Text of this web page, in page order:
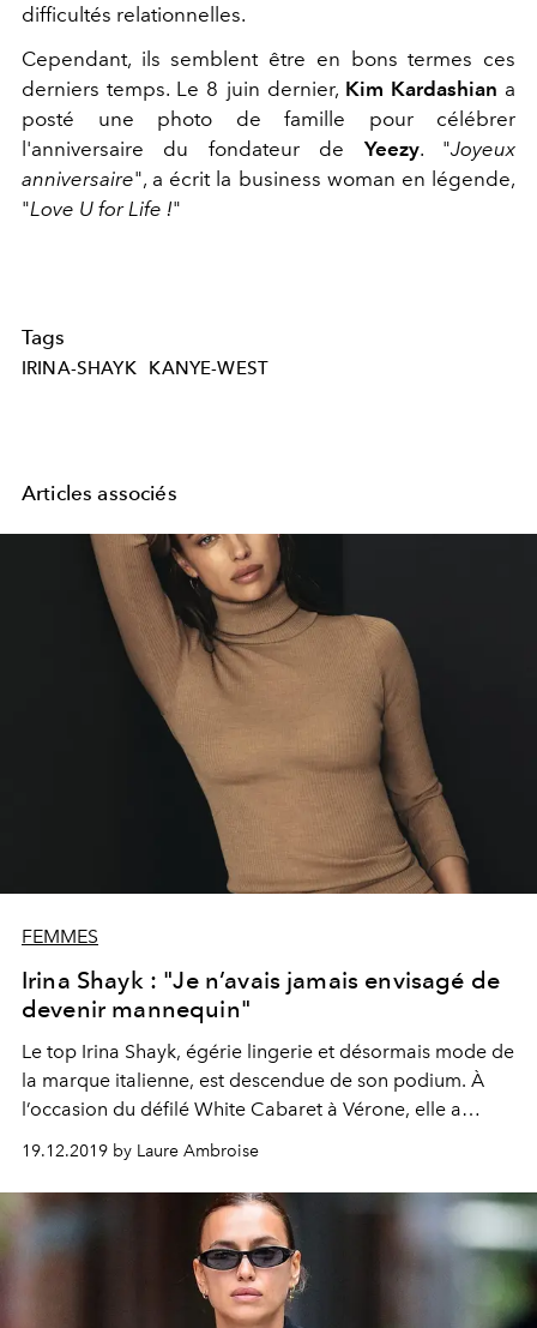
difficultés relationnelles.
Cependant, ils semblent être en bons termes ces
derniers temps. Le 8 juin dernier, Kim Kardashian a
posté une photo de famille pour célébrer
l'anniversaire du fondateur de Yeezy. "Joyeux
anniversaire", a écrit la business woman en légende,
"Love U for Life !"
Tags
IRINA-SHAYK KANYE-WEST
Articles associés
FEMMES
Irina Shayk : "Je n’avais jamais envisagé de
devenir mannequin"
Le top Irina Shayk, égérie lingerie et désormais mode de
la marque italienne, est descendue de son podium. À
l’occasion du défilé White Cabaret à Vérone, elle a
répondu à nos questions
19.12.2019 by Laure Ambroise